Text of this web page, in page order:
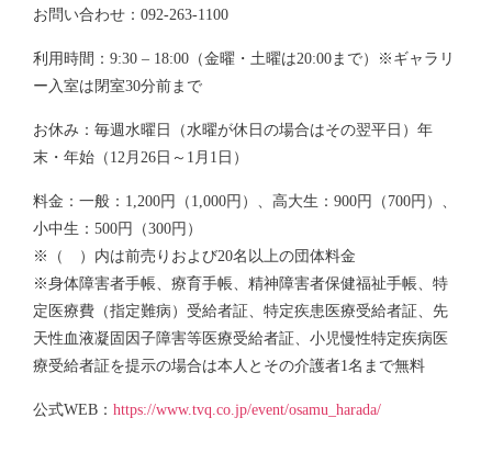
お問い合わせ：092-263-1100
利用時間：9:30 – 18:00（金曜・土曜は20:00まで）※ギャラリ
ー入室は閉室30分前まで
お休み：毎週水曜日（水曜が休日の場合はその翌平日）年
末・年始（12月26日～1月1日）
料金：一般：1,200円（1,000円）、高大生：900円（700円）、
小中生：500円（300円）
※（ ）内は前売りおよび20名以上の団体料金
※身体障害者手帳、療育手帳、精神障害者保健福祉手帳、特
定医療費（指定難病）受給者証、特定疾患医療受給者証、先
天性血液凝固因子障害等医療受給者証、小児慢性特定疾病医
療受給者証を提示の場合は本人とその介護者1名まで無料
公式WEB： https://www.tvq.co.jp/event/osamu_harada/